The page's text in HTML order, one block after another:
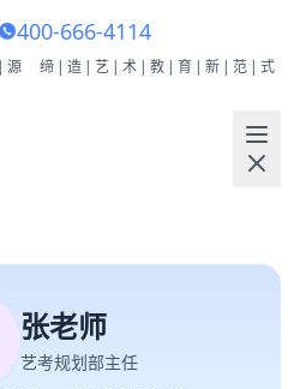
400-666-4114
缔|造|艺|术|教|育|新|范|式
张老师
艺考规划部主任